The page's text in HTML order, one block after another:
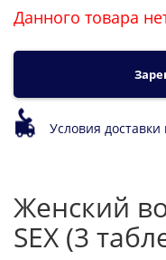
Данного товара
Условия
Женский
SEX (3